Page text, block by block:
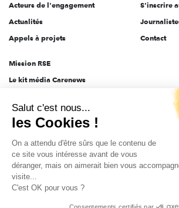
Acteurs de l'engagement
Actualités
Appels à projets
S'inscrire
Contact
Mission RSE
Le kit média Carenews
AEF info
Novethic
PRODURABLE
Inclusiv Day
Données personnelles Mentions légales
Salut c'est nous...
les Cookies !
On a attendu d'être sûrs que le contenu de
ce site vous intéresse avant de vous
déranger, mais on aimerait bien vous
visite...
C'est OK pour vous ?
Consentements certifiés par